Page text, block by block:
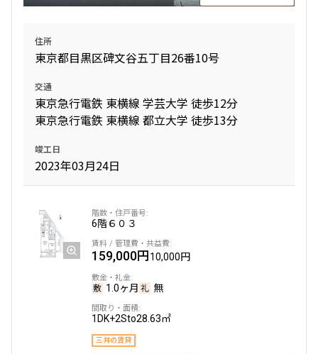
住所
東京都目黒区碑文谷五丁目26番10号
交通
東京急行電鉄 東横線 学芸大学 徒歩12分
東京急行電鉄 東横線 都立大学 徒歩13分
竣工日
2023年03月24日
6階６０３
159,000円10,000円
1.0ヶ月 無
1DK+2Sto28.63㎡
三井の賃貸